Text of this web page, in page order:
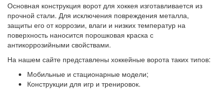
Основная конструкция ворот для хоккея изготавливается из
прочной стали. Для исключения повреждения металла,
защиты его от коррозии, влаги и низких температур на
поверхность наносится порошковая краска с
антикоррозийными свойствами.
На нашем сайте представлены хоккейные ворота таких типов:
Мобильные и стационарные модели;
Конструкции для игр и тренировок.